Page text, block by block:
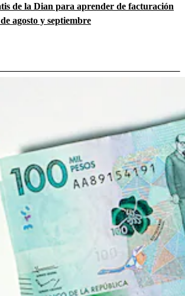
de la Dian para aprender de facturación
agosto y septiembre